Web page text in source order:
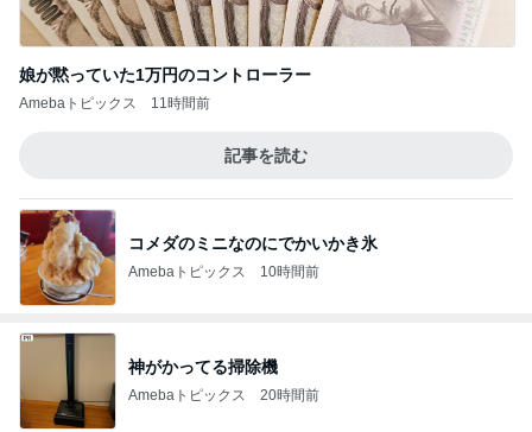
娘が黙っていた1万円のコントローラー
Amebaトピックス 11時間前
記事を読む
コメダのミニなのにでかいかき氷
Amebaトピックス 10時間前
神がかってる掃除機
Amebaトピックス 20時間前